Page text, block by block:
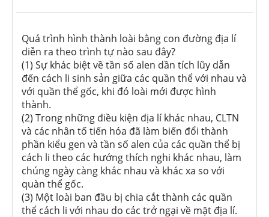
Quá trình hình thành loài bằng con đường địa lí
diễn ra theo trình tự nào sau đây?
(1) Sự khác biệt về tần số alen dần tích lũy dẫn
đến cách li sinh sản giữa các quần thể với nhau và
với quần thể gốc, khi đó loài mới được hình
thành.
(2) Trong những điều kiện địa lí khác nhau, CLTN
và các nhân tố tiến hóa đã làm biến đổi thành
phần kiểu gen và tần số alen của các quần thể bị
cách li theo các hướng thích nghi khác nhau, làm
chúng ngày càng khác nhau và khác xa so với
quàn thể gốc.
(3) Một loài ban đầu bị chia cắt thành các quần
thể cách li với nhau do các trở ngại về mặt địa lí.